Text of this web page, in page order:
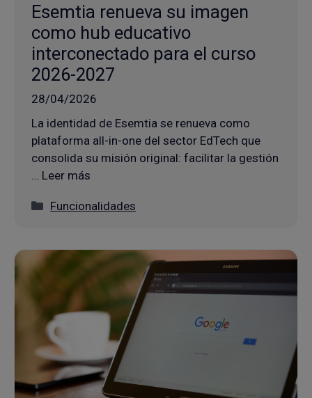
Esemtia renueva su imagen
como hub educativo
interconectado para el curso
2026-2027
28/04/2026
La identidad de Esemtia se renueva como
plataforma all-in-one del sector EdTech que
consolida su misión original: facilitar la gestión
… Leer más
Categorías
Funcionalidades